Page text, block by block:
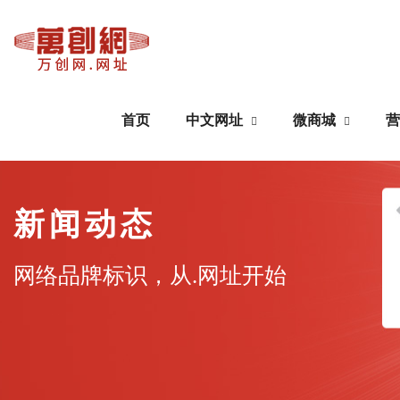
首页 中文网址 微商城
公众号搭建
新闻动态
网络品牌标识，从.网址开始